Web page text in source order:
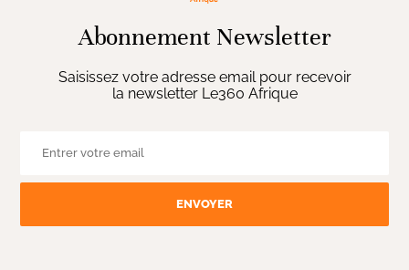
Abonnement Newsletter
Saisissez votre adresse email pour recevoir
la newsletter Le360 Afrique
ENVOYER